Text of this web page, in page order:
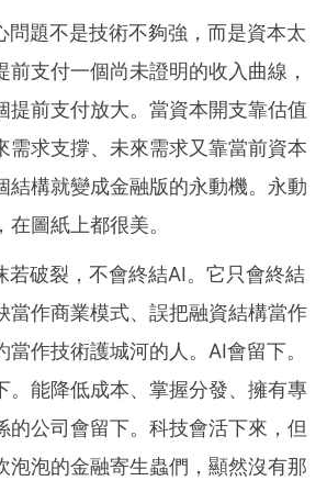
問題不是技術不夠強，而是資本太
前支付一個尚未證明的收入曲線，
提前支付放大。當資本開支靠估值
需求支撐、未來需求又靠當前資本
結構就變成金融版的永動機。永動
圖紙上都很美。
若破裂，不會終結AI。它只會終結
當作商業模式、誤把融資結構當作
當作技術護城河的人。AI會留下。
。能降低成本、掌握分發、擁有專
的公司會留下。科技會活下來，但
泡泡的金融寄生蟲們，顯然沒有那